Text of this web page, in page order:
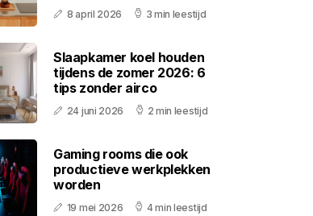
8 april 2026 3 min leestijd
Slaapkamer koel houden
tijdens de zomer 2026: 6
tips zonder airco
24 juni 2026 2 min leestijd
Gaming rooms die ook
productieve werkplekken
worden
19 mei 2026 4 min leestijd